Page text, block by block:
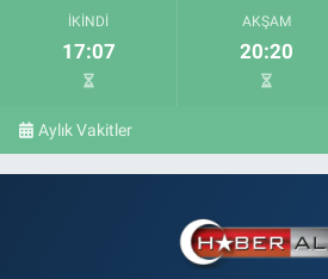
İKINDI
17:07
AKŞAM
20:20
Aylık Vakitler